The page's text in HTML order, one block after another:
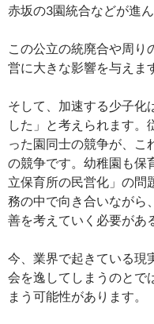
赤坂の3園統合などが進ん
この公立の統廃合や周り
営に大きな影響を与えま
そして、加速する少子化
した」と考えられます。
った園同士の競争が、こ
の競争です。幼稚園も保
立保育所の民営化」の問
務の中で向き合いながら
善を考えていく必要があ
今、業界で起きている現
会を逸してしまうのとで
まう可能性があります。